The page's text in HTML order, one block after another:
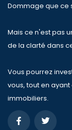
Dommage que ce
Mais ce n'est pas
de la clarté dans
Vous pourrez
vous, tout en
immobiliers.